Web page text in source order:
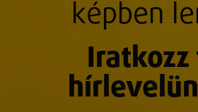
képben
Iratkozz